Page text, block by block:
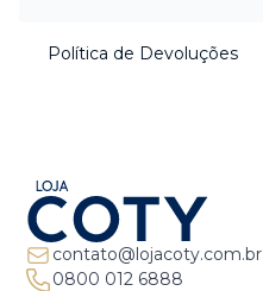
Política de Devoluções
contato@lojacoty.com.br
0800 012 6888